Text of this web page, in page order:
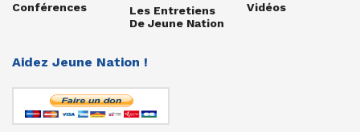
Conférences
Les Entretiens
De Jeune Nation
Vidéos
Aidez Jeune Nation !